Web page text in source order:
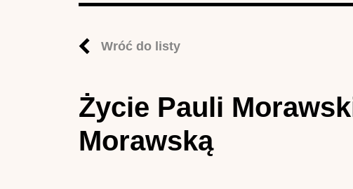
Wróć do listy
Życie Pauli
Morawską